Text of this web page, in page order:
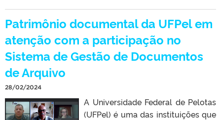
Patrimônio documental da UFPel em
atenção com a participação no
Sistema de Gestão de Documentos
de Arquivo
28/02/2024
A Universidade Federal de Pelotas
(UFPel) é uma das instituições que